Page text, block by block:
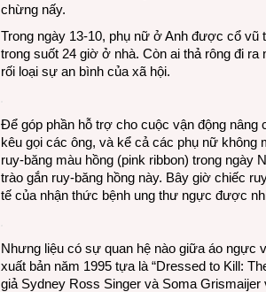
chừng nấy.
Trong ngày 13-10, phụ nữ ở Anh được cổ vũ
trong suốt 24 giờ ở nhà. Còn ai thả rông đi
rối loại sự an bình của xã hội.
Để góp phần hỗ trợ cho cuộc vận động
kêu gọi các ông, và kể cả các phụ nữ
ruy-băng màu hồng (pink ribbon) trong ngày
trào gắn ruy-băng hồng này. Bây giờ chiếc
tế của nhận thức bệnh ung thư ngực được
Nhưng liệu có sự quan hệ nào giữa áo ngực
xuất bản năm 1995 tựa là “Dressed to Kill:
giả Sydney Ross Singer và Soma